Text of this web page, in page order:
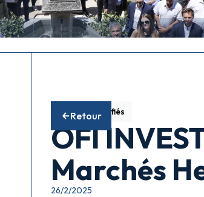
Retour
Fonds diversifiés
OFI
Marchés
26/2/2025